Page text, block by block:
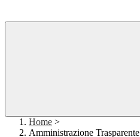
Home >
Amministrazione Trasparente